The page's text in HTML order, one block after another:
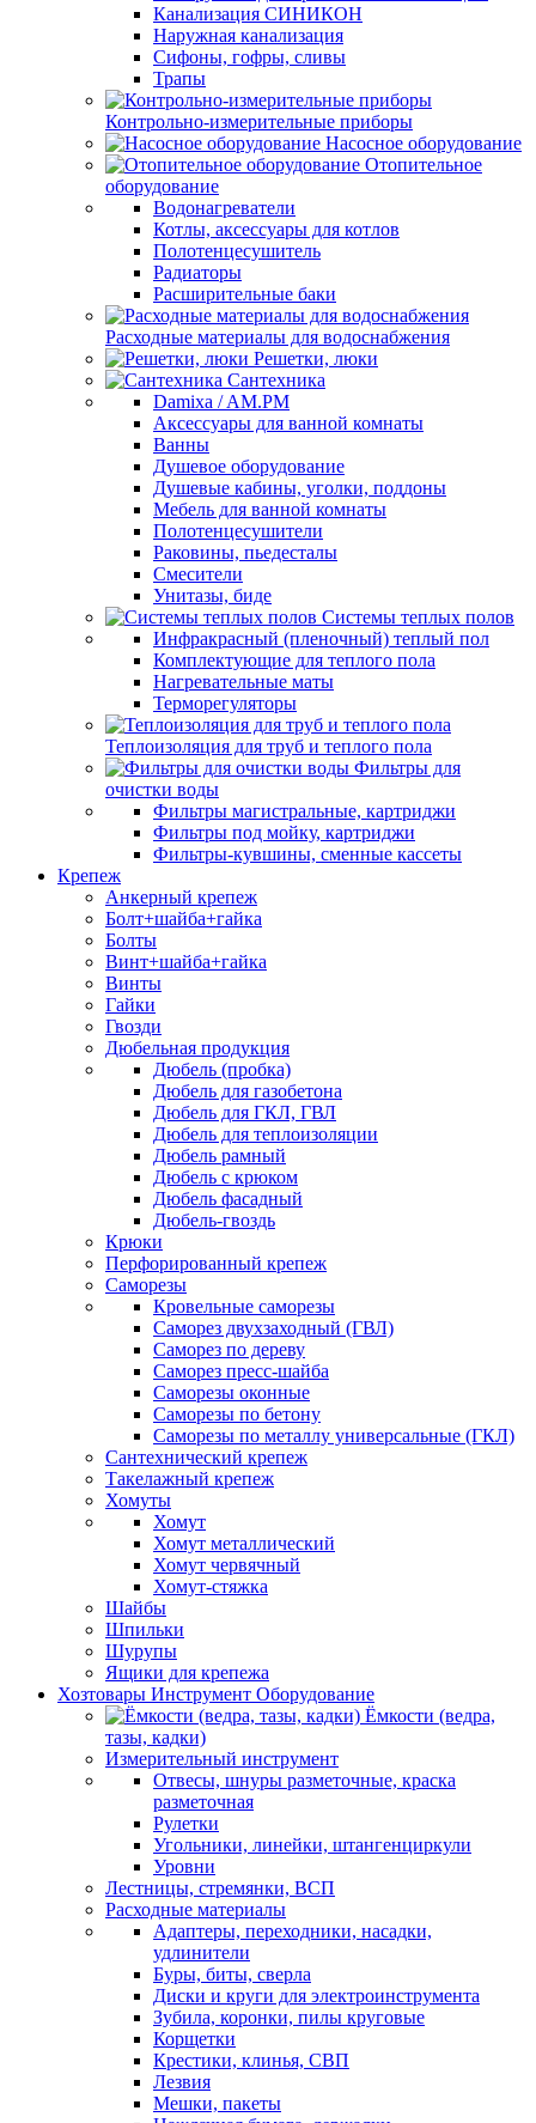
Канализация СИНИКОН
Наружная канализация
Сифоны, гофры, сливы
Трапы
Контрольно-измерительные приборы
Насосное оборудование
Отопительное
оборудование
Водонагреватели
Котлы, аксессуары для котлов
Полотенцесушитель
Радиаторы
Расширительные баки
Расходные материалы для водоснабжения
Решетки, люки
Сантехника
Damixa / AM.PM
Аксессуары для ванной комнаты
Ванны
Душевое оборудование
Душевые кабины, уголки, поддоны
Мебель для ванной комнаты
Полотенцесушители
Раковины, пьедесталы
Смесители
Унитазы, биде
Системы теплых полов
Инфракрасный (пленочный) теплый пол
Комплектующие для теплого пола
Нагревательные маты
Терморегуляторы
Теплоизоляция для труб и теплого пола
Фильтры для
очистки воды
Фильтры магистральные, картриджи
Фильтры под мойку, картриджи
Фильтры-кувшины, сменные кассеты
Крепеж
Анкерный крепеж
Болт+шайба+гайка
Болты
Винт+шайба+гайка
Винты
Гайки
Гвозди
Дюбельная продукция
Дюбель (пробка)
Дюбель для газобетона
Дюбель для ГКЛ, ГВЛ
Дюбель для теплоизоляции
Дюбель рамный
Дюбель с крюком
Дюбель фасадный
Дюбель-гвоздь
Крюки
Перфорированный крепеж
Саморезы
Кровельные саморезы
Саморез двухзаходный (ГВЛ)
Саморез по дереву
Саморез пресс-шайба
Саморезы оконные
Саморезы по бетону
Саморезы по металлу универсальные (ГКЛ)
Сантехнический крепеж
Такелажный крепеж
Хомуты
Хомут
Хомут металлический
Хомут червячный
Хомут-стяжка
Шайбы
Шпильки
Шурупы
Ящики для крепежа
Хозтовары Инструмент Оборудование
Ёмкости (ведра,
тазы, кадки)
Измерительный инструмент
Отвесы, шнуры разметочные, краска
разметочная
Рулетки
Угольники, линейки, штангенциркули
Уровни
Лестницы, стремянки, ВСП
Расходные материалы
Адаптеры, переходники, насадки,
удлинители
Буры, биты, сверла
Диски и круги для электроинструмента
Зубила, коронки, пилы круговые
Корщетки
Крестики, клинья, СВП
Лезвия
Мешки, пакеты